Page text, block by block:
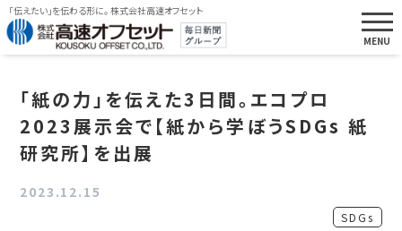
「伝えたい」を伝わる形に。 株式会社高速オフセット
「紙の力」を伝えた3日間。エコプロ
2023展示会で【紙から学ぼうSDGs 紙
研究所】を出展
2023.12.15
SDGs